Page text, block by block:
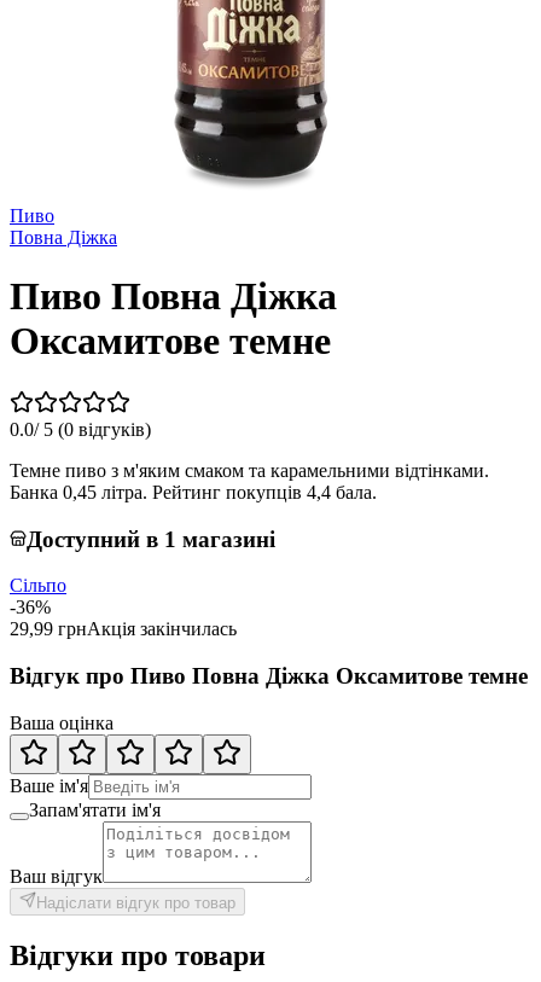
Пиво
Повна Діжка
Пиво Повна Діжка
Оксамитове темне
0.0/ 5 (0 відгуків)
Темне пиво з м'яким смаком та карамельними відтінками.
Банка 0,45 літра. Рейтинг покупців 4,4 бала.
Доступний в 1 магазині
Сільпо
-36%
29,99 грнАкція закінчилась
Відгук про Пиво Повна Діжка Оксамитове темне
Ваша оцінка
Ваше ім'я
Запам'ятати ім'я
Ваш відгук
Надіслати відгук про товар
Відгуки про товари